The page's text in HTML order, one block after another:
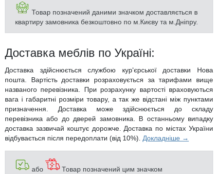
Товар позначений даними значком доставляється в
квартиру замовника безкоштовно по м.Києву та м.Дніпру.
Доставка меблів по Україні:
Доставка здійснюється службою кур'єрської доставки Нова
пошта. Вартість доставки розраховується за тарифами вище
названого перевізника. При розрахунку вартості враховуються
вага і габаритні розміри товару, а так же відстані між пунктами
призначення. Доставка може здійснюється до складу
перевізника або до дверей замовника. В останньому випадку
доставка зазвичай коштує дорожче. Доставка по містах України
відбувається після передоплати (від 10%). Докладніше →
або
Товар позначений цим значком